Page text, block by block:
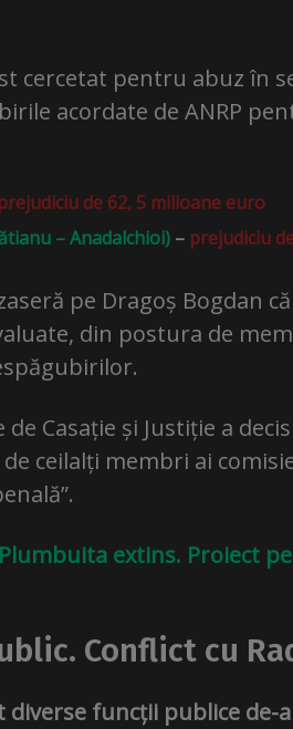
cercetat pentru abuz în
acordate de ANRP
prejudiciu de 62, 5 milioane euro
– Anadalchioi) – prejudiciu
pe Dragoș Bogdan
din postura de
Casație și Justiție a
ceilalți membri ai
extins. Proiect
Conflict cu
diverse funcții publice de-